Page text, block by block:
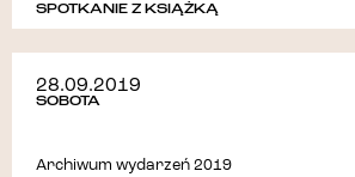
SPOTKANIE Z KSIĄŻKĄ
28.09.2019
SOBOTA
Archiwum wydarzeń 2019